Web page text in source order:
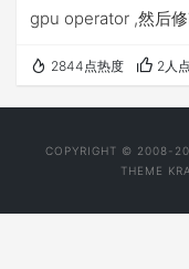
gpu operator ,然后
2844点热度 2人
COPYRIGHT © 2008-
THEME